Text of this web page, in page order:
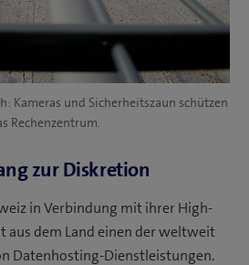
Kameras und Sicherheitszaun schützen
Rechenzentrum.
zur Diskretion
in Verbindung mit ihrer High-
aus dem Land einen der weltweit
Datenhosting-Dienstleistungen.